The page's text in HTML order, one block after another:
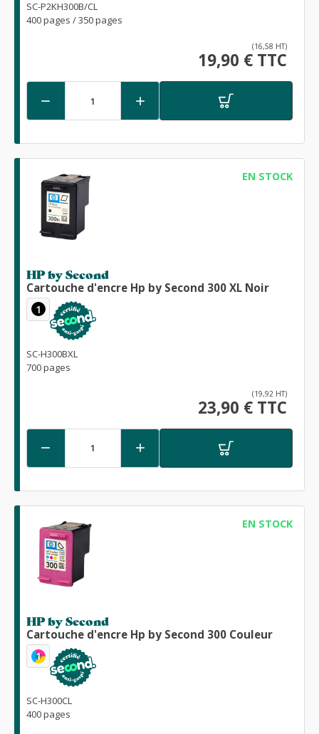
SC-P2KH300B/CL
400 pages / 350 pages
(16,58 HT)
19,90 € TTC
 
EN STOCK
HP by Second
Cartouche d'encre Hp by Second 300 XL Noir
1
SC-H300BXL
700 pages
(19,92 HT)
23,90 € TTC
 
EN STOCK
HP by Second
Cartouche d'encre Hp by Second 300 Couleur
1
SC-H300CL
400 pages